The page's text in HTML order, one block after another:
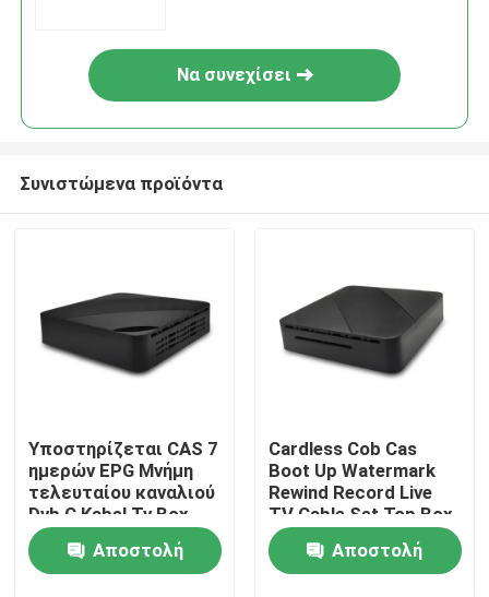
Αρχική Σελίδα
Προϊόντα
Να συνεχίσει
Συνιστώμενα προϊόντα
Υποστηρίζεται CAS 7
ημερών EPG Μνήμη
τελευταίου καναλιού
Dvb C Kabel Tv Box
Mpeg4 Hd
Αποστολή
Cardless Cob Cas
Boot Up Watermark
Rewind Record Live
TV Cable Set Top Box
Αποστολή